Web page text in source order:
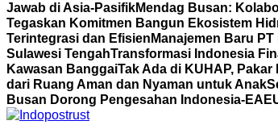
Jawab di Asia-PasifikMendag Busan:
Tegaskan Komitmen Bangun Ekosistem
Terintegrasi dan Efisien Manajemen Baru
Sulawesi TengahTransformasi Indonesia
Kawasan BanggaiTak Ada di KUHAP,
dari Ruang Aman dan Nyaman untuk Anak
Busan Dorong Pengesahan Indonesia-